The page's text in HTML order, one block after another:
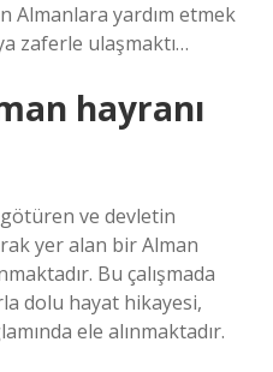
Almanlara yardım etmek
zaferle ulaşmaktı…
hayranı
götüren ve devletin
yer alan bir Alman
Bu çalışmada
dolu hayat hikayesi,
ele alınmaktadır.